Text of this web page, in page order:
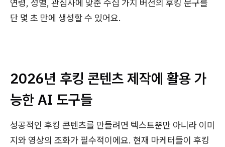
연령, 성별, 관심사에 맞춘 수십 가지 버전의 후킹 문구를
단 몇 초 만에 생성할 수 있어요.
2026년 후킹 콘텐츠 제작에 활용 가
능한 AI 도구들
성공적인 후킹 콘텐츠를 만들려면 텍스트뿐만 아니라 이미
지와 영상의 조화가 필수적이에요. 현재 마케터들이 후킹